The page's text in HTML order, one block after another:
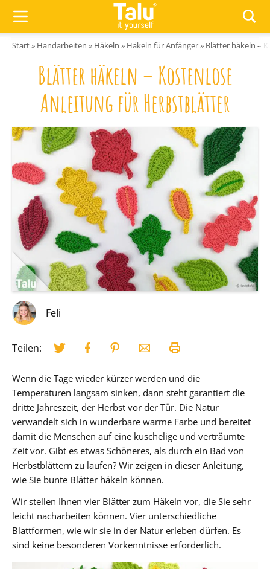
Start» Handarbeiten » Häkeln » Häkeln für Anfänger» Blätter häkeln –
Blätter häkeln – Kostenlose
Anleitung für Herbstblätter
Feli
Teilen:
Wenn die Tage wieder kürzer werden und die
Temperaturen langsam sinken, dann steht garantiert die
dritte Jahreszeit, der Herbst vor der Tür. Die Natur
verwandelt sich in wunderbare warme Farbe und bereitet
damit die Menschen auf eine kuschelige und verträumte
Zeit vor. Gibt es etwas Schöneres, als durch ein Bad von
Herbstblättern zu laufen? Wir zeigen in dieser Anleitung,
wie Sie bunte Blätter häkeln können.
Wir stellen Ihnen vier Blätter zum Häkeln vor, die Sie sehr
leicht nacharbeiten können. Vier unterschiedliche
Blattformen, wie wir sie in der Natur erleben dürfen. Es
sind keine besonderen Vorkenntnisse erforderlich.